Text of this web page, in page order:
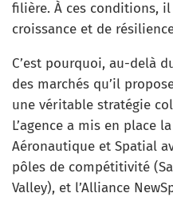
filière. À ces conditions,
croissance et de
C’est pourquoi, au-delà
des marchés qu’il
une véritable stratégie
L’agence a mis en place
Aéronautique et Spatial
pôles de compétitivité
Valley), et l’Alliance